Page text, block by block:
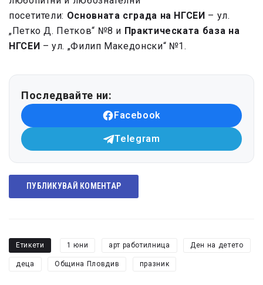
посетители: Основната сграда на НГСЕИ – ул.
„Петко Д. Петков“ №8 и Практическата база на
НГСЕИ – ул. „Филип Македонски“ №1.
Последвайте ни:
Facebook
Telegram
ПУБЛИКУВАЙ КОМЕНТАР
Етикети 1 юни арт работилница Ден на детето
деца Община Пловдив празник